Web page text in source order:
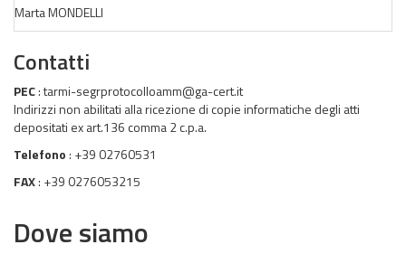
Marta MONDELLI
Contatti
PEC: tarmi-segrprotocolloamm@ga-cert.it
Indirizzi non abilitati alla ricezione di copie informatiche degli atti
depositati ex art.136 comma 2 c.p.a.
Telefono: +39 02760531
FAX: +39 0276053215
Dove siamo